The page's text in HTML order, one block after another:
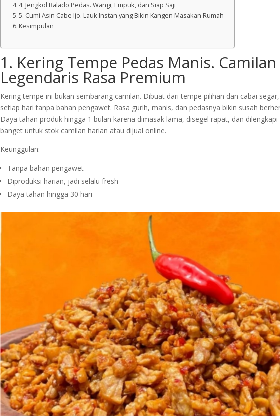
4. Jengkol Balado Pedas. Wangi, Empuk, dan Siap Saji
5. Cumi Asin Cabe Ijo. Lauk Instan yang Bikin Kangen Masakan Rumah
Kesimpulan
1. Kering Tempe Pedas Manis. Camilan
Legendaris Rasa Premium
Kering tempe ini bukan sembarang camilan. Dibuat dari tempe pilihan dan cabai
setiap hari tanpa bahan pengawet. Rasa gurih, manis, dan pedasnya bikin susah
Daya tahan produk hingga 1 bulan karena dimasak lama, disegel rapat, dan
banget untuk stok camilan harian atau dijual online.
Keunggulan:
Tanpa bahan pengawet
Diproduksi harian, jadi selalu fresh
Daya tahan hingga 30 hari